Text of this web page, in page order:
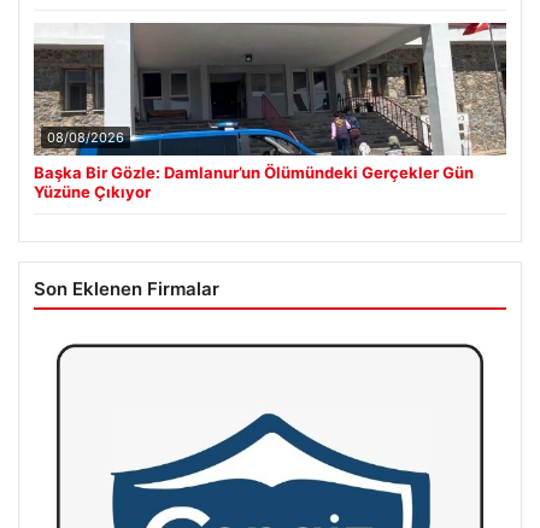
08/08/2026
Başka Bir Gözle: Damlanur’un Ölümündeki Gerçekler Gün
Yüzüne Çıkıyor
Son Eklenen Firmalar